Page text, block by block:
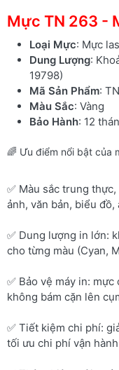
Mực TN 263 -
Loại Mực: Mực
Dung Lượng:
19798)
Mã Sản Phẩm:
Màu Sắc: Vàng
Bảo Hành: 12
🌈 Ưu điểm nổi bật của
✅ Màu sắc trung
ảnh, văn bản, biểu đồ,
✅ Dung lượng in lớn:
cho từng màu (Cyan,
✅ Bảo vệ máy in:
không bám cặn lên
✅ Tiết kiệm chi phí:
tối ưu chi phí vận